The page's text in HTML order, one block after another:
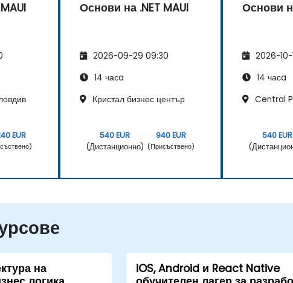
EUR
Основи на .NET MAUI
2026-09-29 09:30
14 часa
Кристал бизнес център
540 EUR
(Дистанционно)
940 EUR
(Присъствено)
Основи
2026-10-
14 часa
Central
540 EUR
на
iOS, Android и React Native